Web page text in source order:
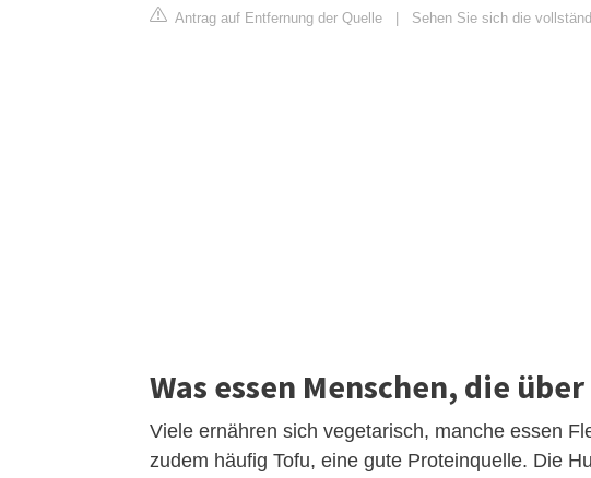
Antrag auf Entfernung der Quelle Sehen Sie sich die
Was essen Menschen, die
Viele ernähren sich vegetarisch, manche essen
zudem häufig Tofu, eine gute Proteinquelle. Die